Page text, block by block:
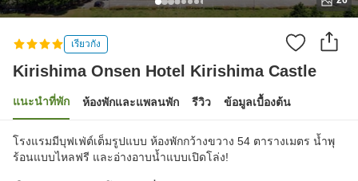
เรียวกัง
Kirishima Onsen Hotel Kirishima Castle
แนะนำที่พัก ห้องพักและแพลนพัก รีวิว ข้อมูลเบื้องต้น
โรงแรมมีบุฟเฟ่ต์เต็มรูปแบบ ห้องพักกว้างขวาง 54 ตารางเมตร น้ำพุ
ร้อนแบบไหลฟรี และอ่างอาบน้ำแบบเปิดโล่ง!